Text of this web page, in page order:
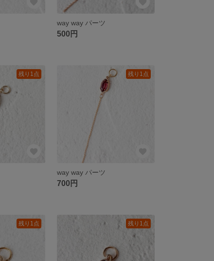
way way パーツ
500円
残り1点 残り1点
way way パーツ
700円
残り1点 残り1点